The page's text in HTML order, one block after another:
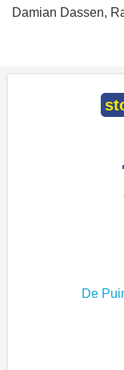
Damian Dassen,
De